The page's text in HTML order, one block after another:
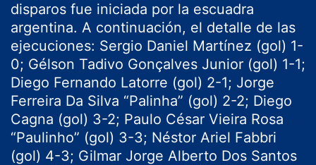
disparos fue iniciada por la escuadra
argentina. A continuación, el detalle de las
ejecuciones: Sergio Daniel Martínez (gol) 1-
0; Gélson Tadivo Gonçalves Junior (gol) 1-1;
Diego Fernando Latorre (gol) 2-1; Jorge
Ferreira Da Silva “Palinha” (gol) 2-2; Diego
Cagna (gol) 3-2; Paulo César Vieira Rosa
“Paulinho” (gol) 3-3; Néstor Ariel Fabbri
(gol) 4-3; Gilmar Jorge Alberto Dos Santos